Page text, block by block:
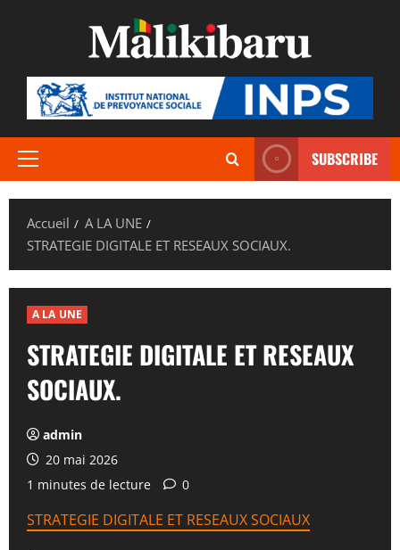
Menu
SUBSCRIBE
Accueil
A LA UNE
STRATEGIE DIGITALE ET RESEAUX SOCIAUX.
A LA UNE
STRATEGIE DIGITALE ET RESEAUX
SOCIAUX.
admin
20 mai 2026
1 minutes de lecture
0
STRATEGIE DIGITALE ET RESEAUX SOCIAUX